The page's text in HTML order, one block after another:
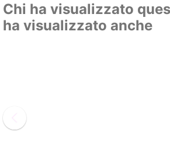
Chi ha visualizzato
ha visualizzato anche